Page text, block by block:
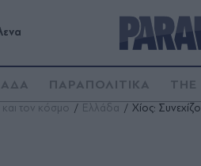
ΠΑΡΑΠΟΛΙΤΙΚΑ THE
και τον κόσμο Ελλάδα Χίος: